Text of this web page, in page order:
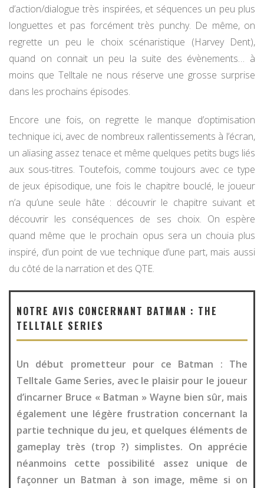
d’action/dialogue très inspirées, et séquences un peu plus
longuettes et pas forcément très punchy. De même, on
regrette un peu le choix scénaristique (Harvey Dent),
quand on connait un peu la suite des évènements… à
moins que Telltale ne nous réserve une grosse surprise
dans les prochains épisodes.
Encore une fois, on regrette le manque d’optimisation
technique ici, avec de nombreux rallentissements à l’écran,
un aliasing assez tenace et même quelques petits bugs liés
aux sous-titres. Toutefois, comme toujours avec ce type
de jeux épisodique, une fois le chapitre bouclé, le joueur
n’a qu’une seule hâte : découvrir le chapitre suivant et
découvrir les conséquences de ses choix. On espère
quand même que le prochain opus sera un chouia plus
inspiré, d’un point de vue technique d’une part, mais aussi
du côté de la narration et des QTE.
NOTRE AVIS CONCERNANT BATMAN : THE
TELLTALE SERIES
Un début prometteur pour ce Batman : The
Telltale Game Series, avec le plaisir pour le joueur
d’incarner Bruce « Batman » Wayne bien sûr, mais
également une légère frustration concernant la
partie technique du jeu, et quelques éléments de
gameplay très (trop ?) simplistes. On apprécie
néanmoins cette possibilité assez unique de
façonner un Batman à son image, même si on